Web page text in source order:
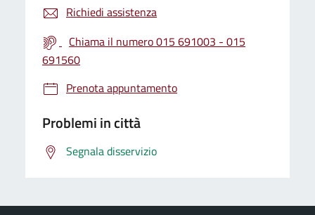
Richiedi assistenza
Chiama il numero 015 691003 - 015
691560
Prenota appuntamento
Problemi in città
Segnala disservizio